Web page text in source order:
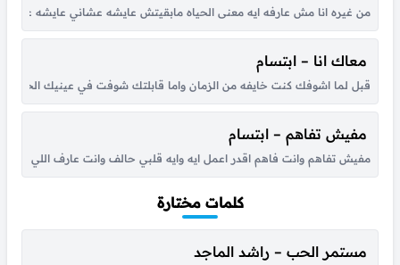
من غيره انا مش عارفه ايه معنى الحياه مابقيتش عايشه عشاني عايشه عشان
معاك انا – ابتسام
قبل لما اشوفك كنت خايفه من الزمان واما قابلتك شوفت في عينيك الحنان
مفيش تفاهم – ابتسام
مفيش تفاهم وانت فاهم اقدر اعمل ايه وايه قلبي حالف وانت عارف اللي انا
كلمات مختارة
مستمر الحب – راشد الماجد